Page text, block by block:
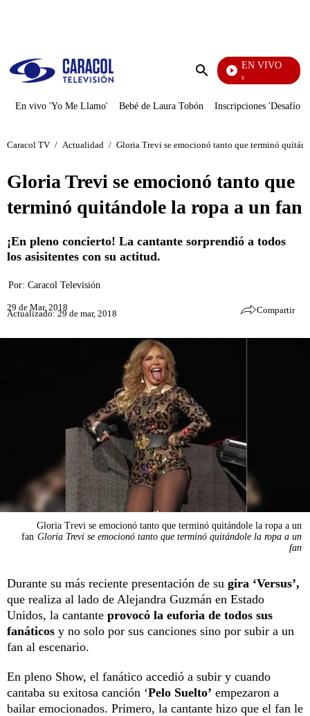
Enviar
EN VIVO
También Caerás
En vivo 'Yo Me Llamo' Bebé de Laura Tobón Inscripciones 'Desafío'
Caracol TV / Actualidad / Gloria Trevi se emocionó tanto que terminó
Gloria Trevi se emocionó tanto que
terminó quitándole la ropa a un fan
¡En pleno concierto! La cantante sorprendió a todos
los asisitentes con su actitud.
Por: Caracol Televisión
29 de Mar, 2018
Actualizado: 29 de mar, 2018 Compartir
Gloria Trevi se emocionó tanto que terminó quitándole la ropa a un
fan Gloria Trevi se emocionó tanto que terminó quitándole la ropa a un
fan
Durante su más reciente presentación de su gira ‘Versus’,
que realiza al lado de Alejandra Guzmán en Estado
Unidos, la cantante provocó la euforia de todos sus
fanáticos y no solo por sus canciones sino por subir a un
fan al escenario.
En pleno Show, el fanático accedió a subir y cuando
cantaba su exitosa canción ‘Pelo Suelto’ empezaron a
bailar emocionados. Primero, la cantante hizo que el fan le